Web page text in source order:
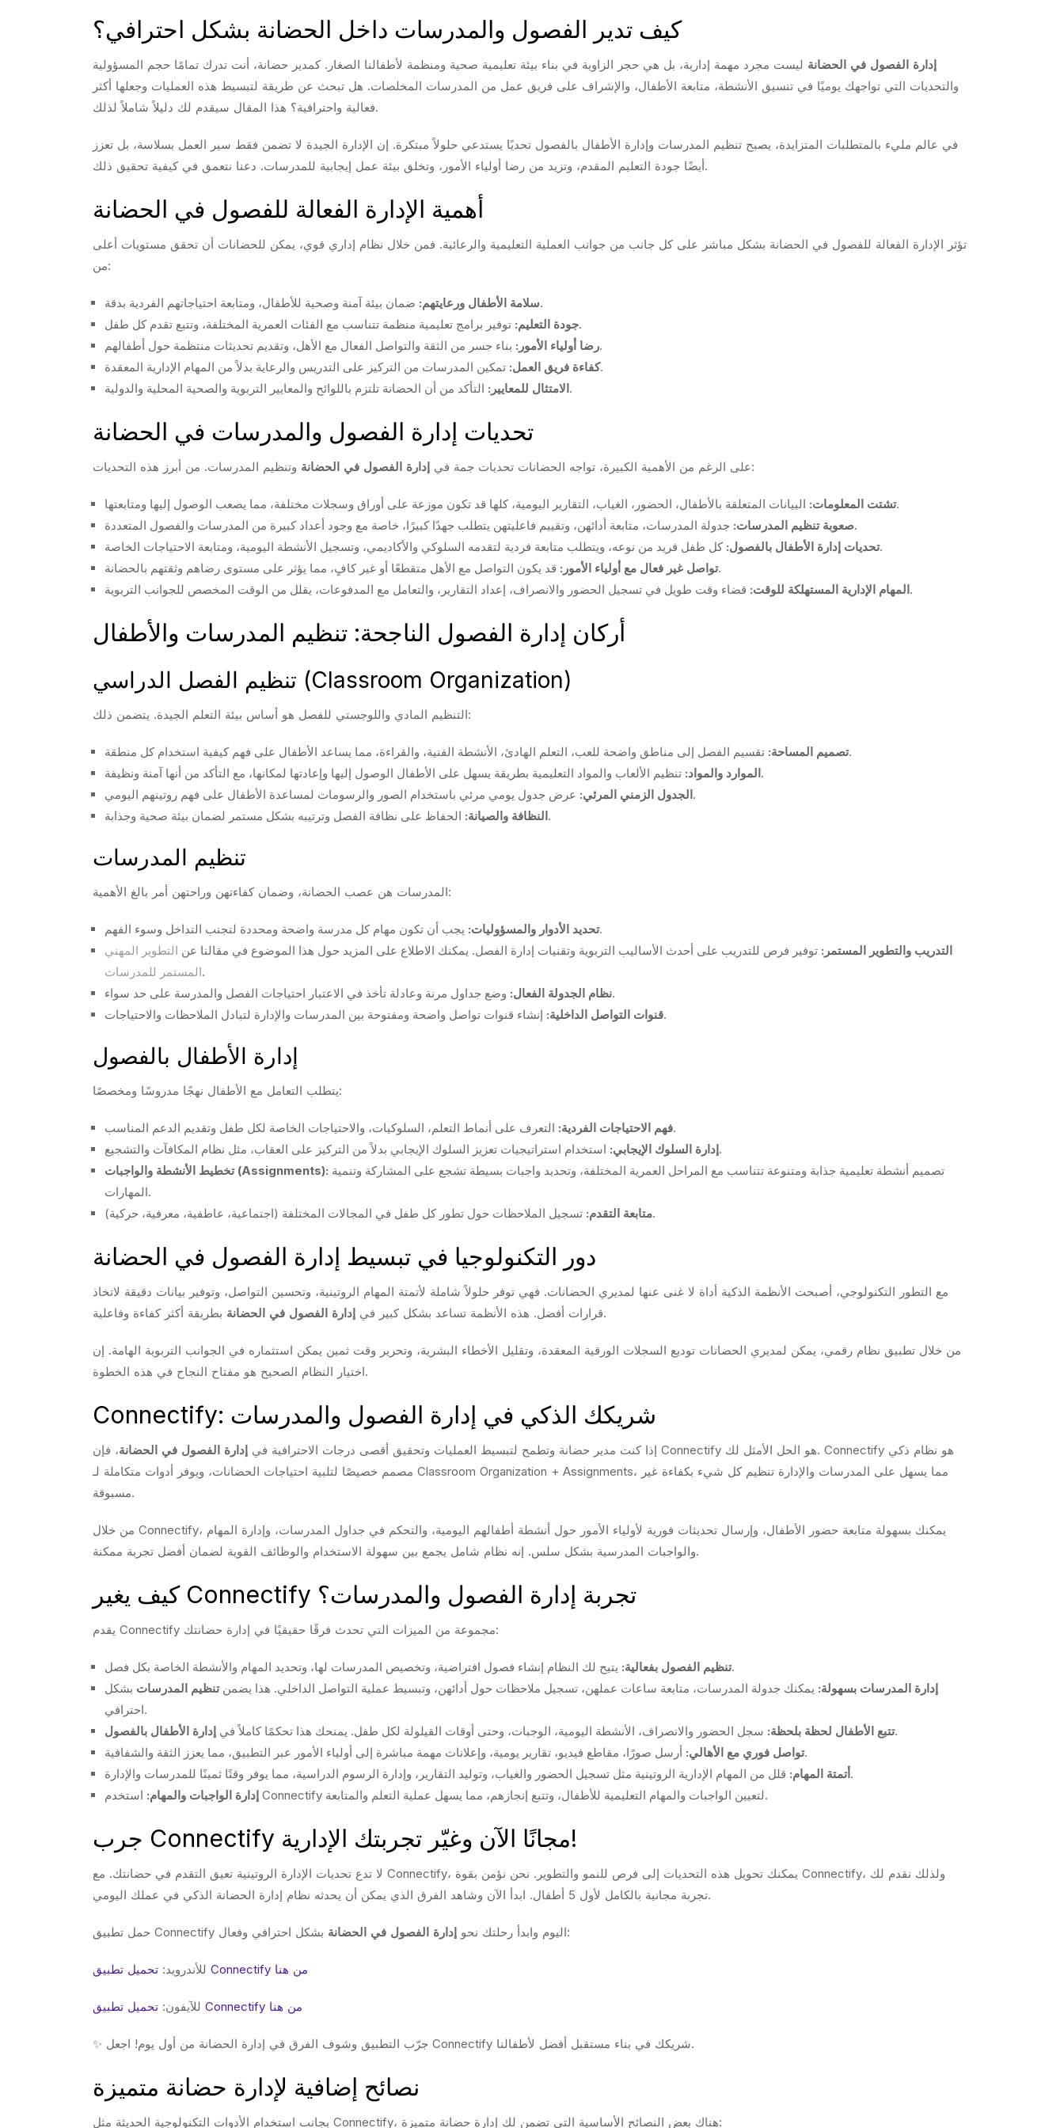
كيف تدير الفصول والمدرسات داخل الحضانة بشكل احترافي؟
إدارة الفصول في الحضانة ليست مجرد مهمة إدارية، بل هي حجر الزاوية في بناء بيئة تعليمية صحية ومنظمة لأطفالنا الصغار. كمدير حضانة، أنت تدرك تمامًا حجم المسؤولية
والتحديات التي تواجهك يوميًا في تنسيق الأنشطة، متابعة الأطفال، والإشراف على فريق عمل من المدرسات المخلصات. هل تبحث عن طريقة لتبسيط هذه العمليات وجعلها أكثر
فعالية واحترافية؟ هذا المقال سيقدم لك دليلاً شاملاً لذلك.
في عالم مليء بالمتطلبات المتزايدة، يصبح تنظيم المدرسات وإدارة الأطفال بالفصول تحديًا يستدعي حلولاً مبتكرة. إن الإدارة الجيدة لا تضمن فقط سير العمل بسلاسة، بل تعزز
أيضًا جودة التعليم المقدم، وتزيد من رضا أولياء الأمور، وتخلق بيئة عمل إيجابية للمدرسات. دعنا نتعمق في كيفية تحقيق ذلك.
أهمية الإدارة الفعالة للفصول في الحضانة
تؤثر الإدارة الفعالة للفصول في الحضانة بشكل مباشر على كل جانب من جوانب العملية التعليمية والرعائية. فمن خلال نظام إداري قوي، يمكن للحضانات أن تحقق مستويات أعلى
من:
سلامة الأطفال ورعايتهم:ضمان بيئة آمنة وصحية للأطفال، ومتابعة احتياجاتهم الفردية بدقة.
جودة التعليم:توفير برامج تعليمية منظمة تتناسب مع الفئات العمرية المختلفة، وتتبع تقدم كل طفل.
رضا أولياء الأمور:بناء جسر من الثقة والتواصل الفعال مع الأهل، وتقديم تحديثات منتظمة حول أطفالهم.
كفاءة فريق العمل:تمكين المدرسات من التركيز على التدريس والرعاية بدلاً من المهام الإدارية المعقدة.
الامتثال للمعايير:التأكد من أن الحضانة تلتزم باللوائح والمعايير التربوية والصحية المحلية والدولية.
تحديات إدارة الفصول والمدرسات في الحضانة
على الرغم من الأهمية الكبيرة، تواجه الحضانات تحديات جمة في إدارة الفصول في الحضانة وتنظيم المدرسات. من أبرز هذه التحديات:
تشتت المعلومات:البيانات المتعلقة بالأطفال، الحضور، الغياب، التقارير اليومية، كلها قد تكون موزعة على أوراق وسجلات مختلفة، مما يصعب الوصول إليها ومتابعتها.
صعوبة تنظيم المدرسات:جدولة المدرسات، متابعة أدائهن، وتقييم فاعليتهن يتطلب جهدًا كبيرًا، خاصة مع وجود أعداد كبيرة من المدرسات والفصول المتعددة.
تحديات إدارة الأطفال بالفصول:كل طفل فريد من نوعه، ويتطلب متابعة فردية لتقدمه السلوكي والأكاديمي، وتسجيل الأنشطة اليومية، ومتابعة الاحتياجات الخاصة.
تواصل غير فعال مع أولياء الأمور:قد يكون التواصل مع الأهل متقطعًا أو غير كافٍ، مما يؤثر على مستوى رضاهم وثقتهم بالحضانة.
المهام الإدارية المستهلكة للوقت:قضاء وقت طويل في تسجيل الحضور والانصراف، إعداد التقارير، والتعامل مع المدفوعات، يقلل من الوقت المخصص للجوانب التربوية.
أركان إدارة الفصول الناجحة: تنظيم المدرسات والأطفال
تنظيم الفصل الدراسي (Classroom Organization)
التنظيم المادي واللوجستي للفصل هو أساس بيئة التعلم الجيدة. يتضمن ذلك:
تصميم المساحة:تقسيم الفصل إلى مناطق واضحة للعب، التعلم الهادئ، الأنشطة الفنية، والقراءة، مما يساعد الأطفال على فهم كيفية استخدام كل منطقة.
الموارد والمواد:تنظيم الألعاب والمواد التعليمية بطريقة يسهل على الأطفال الوصول إليها وإعادتها لمكانها، مع التأكد من أنها آمنة ونظيفة.
الجدول الزمني المرئي:عرض جدول يومي مرئي باستخدام الصور والرسومات لمساعدة الأطفال على فهم روتينهم اليومي.
النظافة والصيانة:الحفاظ على نظافة الفصل وترتيبه بشكل مستمر لضمان بيئة صحية وجذابة.
تنظيم المدرسات
المدرسات هن عصب الحضانة، وضمان كفاءتهن وراحتهن أمر بالغ الأهمية:
تحديد الأدوار والمسؤوليات:يجب أن تكون مهام كل مدرسة واضحة ومحددة لتجنب التداخل وسوء الفهم.
التدريب والتطوير المستمر: توفير فرص للتدريب على أحدث الأساليب التربوية وتقنيات إدارة الفصل. يمكنك الاطلاع على المزيد حول هذا الموضوع في مقالنا عن التطوير المهني
المستمر للمدرسات.
نظام الجدولة الفعال:وضع جداول مرنة وعادلة تأخذ في الاعتبار احتياجات الفصل والمدرسة على حد سواء.
قنوات التواصل الداخلية:إنشاء قنوات تواصل واضحة ومفتوحة بين المدرسات والإدارة لتبادل الملاحظات والاحتياجات.
إدارة الأطفال بالفصول
يتطلب التعامل مع الأطفال نهجًا مدروسًا ومخصصًا:
فهم الاحتياجات الفردية:التعرف على أنماط التعلم، السلوكيات، والاحتياجات الخاصة لكل طفل وتقديم الدعم المناسب.
إدارة السلوك الإيجابي:استخدام استراتيجيات تعزيز السلوك الإيجابي بدلاً من التركيز على العقاب، مثل نظام المكافآت والتشجيع.
تخطيط الأنشطة والواجبات (Assignments):
المهارات.
متابعة التقدم:تسجيل الملاحظات حول تطور كل طفل في المجالات المختلفة (اجتماعية، عاطفية، معرفية، حركية).
دور التكنولوجيا في تبسيط إدارة الفصول في الحضانة
مع التطور التكنولوجي، أصبحت الأنظمة الذكية أداة لا غنى عنها لمديري الحضانات. فهي توفر حلولاً شاملة لأتمتة المهام الروتينية، وتحسين التواصل، وتوفير بيانات دقيقة لاتخاذ
قرارات أفضل. هذه الأنظمة تساعد بشكل كبير في إدارة الفصول في الحضانة بطريقة أكثر كفاءة وفاعلية.
من خلال تطبيق نظام رقمي، يمكن لمديري الحضانات توديع السجلات الورقية المعقدة، وتقليل الأخطاء البشرية، وتحرير وقت ثمين يمكن استثماره في الجوانب التربوية الهامة. إن
اختيار النظام الصحيح هو مفتاح النجاح في هذه الخطوة.
Connectify: شريكك الذكي في إدارة الفصول والمدرسات
إذا كنت مدير حضانة وتطمح لتبسيط العمليات وتحقيق أقصى درجات الاحترافية في إدارة الفصول في الحضانة، فإن Connectify هو الحل الأمثل لك. Connectify هو نظام ذكي
مصمم خصيصًا لتلبية احتياجات الحضانات، ويوفر أدوات متكاملة لـ Classroom Organization + Assignments، مما يسهل على المدرسات والإدارة تنظيم كل شيء بكفاءة غير
مسبوقة.
من خلال Connectify، يمكنك بسهولة متابعة حضور الأطفال، وإرسال تحديثات فورية لأولياء الأمور حول أنشطة أطفالهم اليومية، والتحكم في جداول المدرسات، وإدارة المهام
والواجبات المدرسية بشكل سلس. إنه نظام شامل يجمع بين سهولة الاستخدام والوظائف القوية لضمان أفضل تجربة ممكنة.
كيف يغير Connectify تجربة إدارة الفصول والمدرسات؟
يقدم Connectify مجموعة من الميزات التي تحدث فرقًا حقيقيًا في إدارة حضانتك:
تنظيم الفصول بفعالية:يتيح لك النظام إنشاء فصول افتراضية، وتخصيص المدرسات لها، وتحديد المهام والأنشطة الخاصة بكل فصل.
إدارة المدرسات بسهولة: يمكنك جدولة المدرسات، متابعة ساعات عملهن، تسجيل ملاحظات حول أدائهن، وتبسيط عملية التواصل الداخلي. هذا يضمنتنظيم المدرسات بشكل
احترافي.
تتبع الأطفال لحظة بلحظة: سجل الحضور والانصراف، الأنشطة اليومية، الوجبات، وحتى أوقات القيلولة لكل طفل. يمنحك هذا تحكمًا كاملاً في إدارة الأطفال بالفصول
.
تواصل فوري مع الأهالي:أرسل صورًا، مقاطع فيديو، تقارير يومية، وإعلانات مهمة مباشرة إلى أولياء الأمور عبر التطبيق، مما يعزز الثقة والشفافية.
أتمتة المهام:قلل من المهام الإدارية الروتينية مثل تسجيل الحضور والغياب، وتوليد التقارير، وإدارة الرسوم الدراسية، مما يوفر وقتًا ثمينًا للمدرسات والإدارة.
إدارة الواجبات والمهام:
استخدم Connectify لتعيين الواجبات والمهام التعليمية للأطفال، وتتبع إنجازهم، مما يسهل عملية التعلم والمتابعة.
جرب Connectify مجانًا الآن وغيّر تجربتك الإدارية!
لا تدع تحديات الإدارة الروتينية تعيق التقدم في حضانتك. مع Connectify، يمكنك تحويل هذه التحديات إلى فرص للنمو والتطوير. نحن نؤمن بقوة Connectify، ولذلك نقدم لك
تجربة مجانية بالكامل لأول 5 أطفال. ابدأ الآن وشاهد الفرق الذي يمكن أن يحدثه نظام إدارة الحضانة الذكي في عملك اليومي.
حمل تطبيق Connectify اليوم وابدأ رحلتك نحو إدارة الفصول في الحضانة بشكل احترافي وفعال:
للأندرويد: تحميل تطبيق Connectify من هنا
للآيفون: تحميل تطبيق Connectify من هنا
✨ جرّب التطبيق وشوف الفرق في إدارة الحضانة من أول يوم! اجعل Connectify شريكك في بناء مستقبل أفضل لأطفالنا.
نصائح إضافية لإدارة حضانة متميزة
بجانب استخدام الأدوات التكنولوجية الحديثة مثل Connectify، هناك بعض النصائح الأساسية التي تضمن لك إدارة حضانة متميزة: